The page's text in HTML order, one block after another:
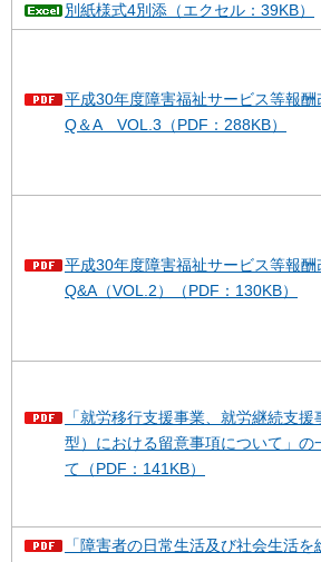
別紙様式4別添（エクセル：39KB）
平成30年度障害福祉サービス等報酬
Q＆A VOL.3（PDF：288KB）
平成30年度障害福祉サービス等報酬
Q&A（VOL.2）（PDF：130KB）
「就労移行支援事業、就労継続支
型）における留意事項について」の
て（PDF：141KB）
「障害者の日常生活及び社会生活